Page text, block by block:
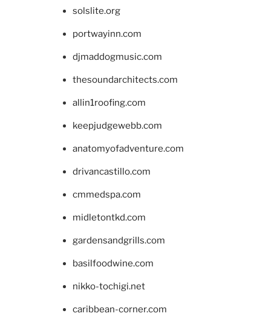
solslite.org
portwayinn.com
djmaddogmusic.com
thesoundarchitects.com
allin1roofing.com
keepjudgewebb.com
anatomyofadventure.com
drivancastillo.com
cmmedspa.com
midletontkd.com
gardensandgrills.com
basilfoodwine.com
nikko-tochigi.net
caribbean-corner.com